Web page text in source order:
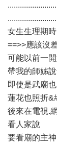
女生生理期
==>>應該沒
可能以前一
帶我的師姊
即使是武廟
蓮花也照折
後來在電視.
看人家說
要看廟的主神